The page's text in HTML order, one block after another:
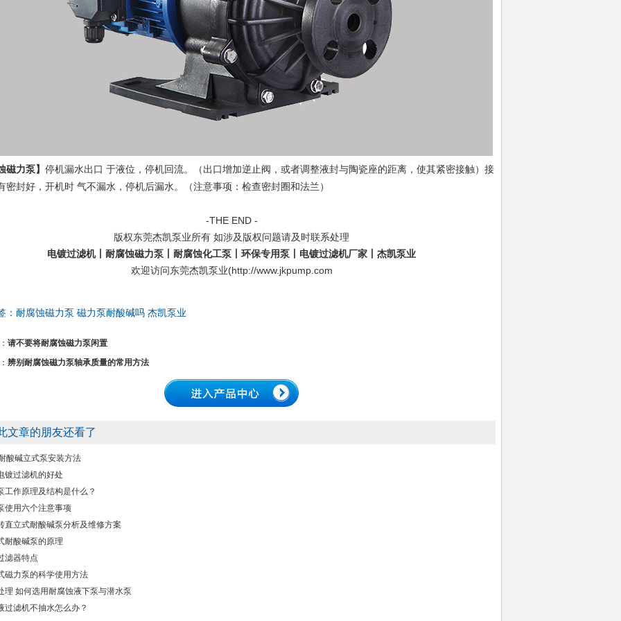
磁力泵】 停机漏水出口 于液位，停机回流。（出口增加逆止阀，或者调整液封与陶瓷座的距离，使其紧密接触）接
密封好，开机时 气不漏水，停机后漏水。（注意事项：检查密封圈和法兰）
-THE END -
版权东莞杰凯泵业所有 如涉及版权问题请及时联系处理
电镀过滤机丨耐腐蚀磁力泵丨耐腐蚀化工泵丨环保专用泵丨电镀过滤机厂家丨杰凯泵业
欢迎访问东莞杰凯泵业(http://www.jkpump.com
： 耐腐蚀磁力泵 磁力泵耐酸碱吗 杰凯泵业
请不要将耐腐蚀磁力泵闲置
辨别耐腐蚀磁力泵轴承质量的常用方法
文章的朋友还看了
酸碱立式泵安装方法
镀过滤机的好处
工作原理及结构是什么？
使用六个注意事项
直立式耐酸碱泵分析及维修方案
耐酸碱泵的原理
滤器特点
磁力泵的科学使用方法
理 如何选用耐腐蚀液下泵与潜水泵
过滤机不抽水怎么办？